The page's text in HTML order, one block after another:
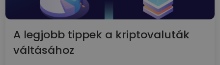
A legjobb tippek a kriptovaluták
váltásához